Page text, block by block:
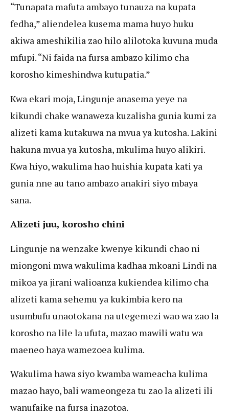
“Tunapata mafuta ambayo tunauza na kupata
fedha,” aliendelea kusema mama huyo huku
akiwa ameshikilia zao hilo alilotoka kuvuna muda
mfupi. “Ni faida na fursa ambazo kilimo cha
korosho kimeshindwa kutupatia.”
Kwa ekari moja, Lingunje anasema yeye na
kikundi chake wanaweza kuzalisha gunia kumi za
alizeti kama kutakuwa na mvua ya kutosha. Lakini
hakuna mvua ya kutosha, mkulima huyo alikiri.
Kwa hiyo, wakulima hao huishia kupata kati ya
gunia nne au tano ambazo anakiri siyo mbaya
sana.
Alizeti juu, korosho chini
Lingunje na wenzake kwenye kikundi chao ni
miongoni mwa wakulima kadhaa mkoani Lindi na
mikoa ya jirani walioanza kukiendea kilimo cha
alizeti kama sehemu ya kukimbia kero na
usumbufu unaotokana na utegemezi wao wa zao la
korosho na lile la ufuta, mazao mawili watu wa
maeneo haya wamezoea kulima.
Wakulima hawa siyo kwamba wameacha kulima
mazao hayo, bali wameongeza tu zao la alizeti ili
wanufaike na fursa inazotoa.